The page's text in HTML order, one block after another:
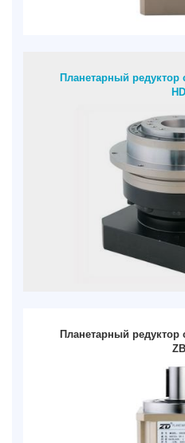
Планетарный редуктор
HD
Планетарный редуктор
ZB